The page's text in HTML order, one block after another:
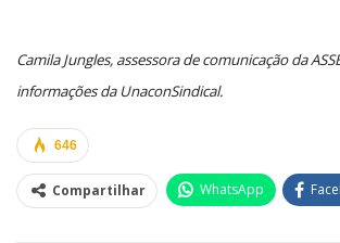
Camila Jungles, assessora de comunicação da
informações da UnaconSindical.
646
Compartilhar WhatsApp